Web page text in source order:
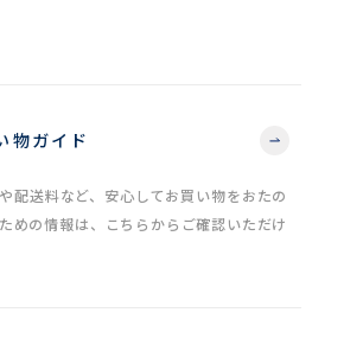
物ガイド
配送料など、安心してお買い物をおたの
めの情報は、こちらからご確認いただけ